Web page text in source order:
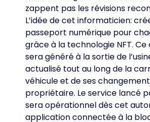
zappent pas les révisions
L’idée de cet informaticien:
passeport numérique pour
grâce à la technologie NFT.
sera généré à la sortie de
actualisé tout au long de la
véhicule et de ses
propriétaire. Le service lancé
sera opérationnel dès cet
application connectée à la